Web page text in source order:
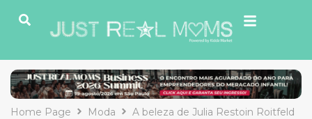
Home Page Moda A beleza de Julia Restoin Roitfeld